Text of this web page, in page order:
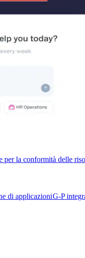
la conformità delle
di applicazioni​​G-P